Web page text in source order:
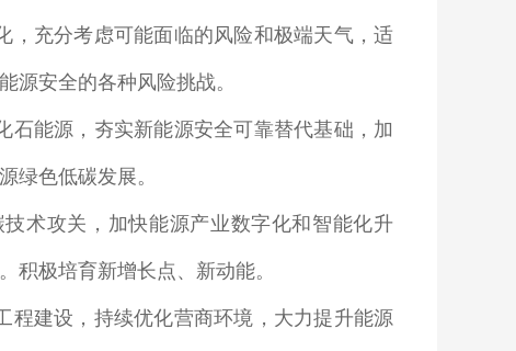
，充分考虑可能面临的风险和极端天气，适
源安全的各种风险挑战。
石能源，夯实新能源安全可靠替代基础，加
绿色低碳发展。
术攻关，加快能源产业数字化和智能化升
积极培育新增长点、新动能。
程建设，持续优化营商环境，大力提升能源